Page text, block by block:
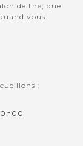
de thé, que
vous
: